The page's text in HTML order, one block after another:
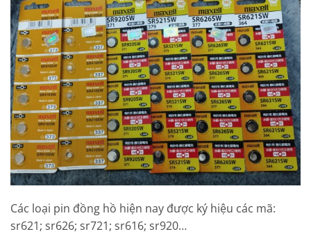
Các loại pin đồng hồ hiện nay được ký hiệu các mã:
sr621; sr626; sr721; sr616; sr920…